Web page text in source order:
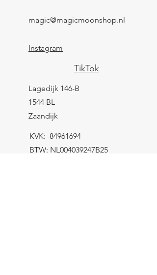
magic@magicmoonshop.nl
Instagram
TikTok
Lagedijk 146-B
1544 BL
Zaandijk
KVK: 84961694
BTW: NL004039247B25